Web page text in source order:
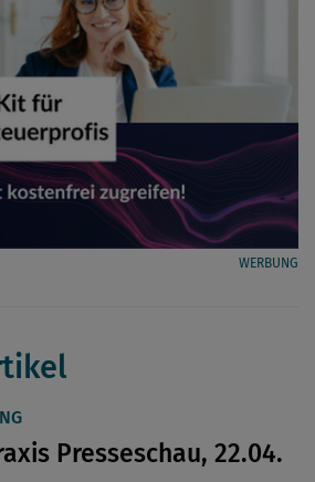
WERBUNG
Presseschau, 22.04.